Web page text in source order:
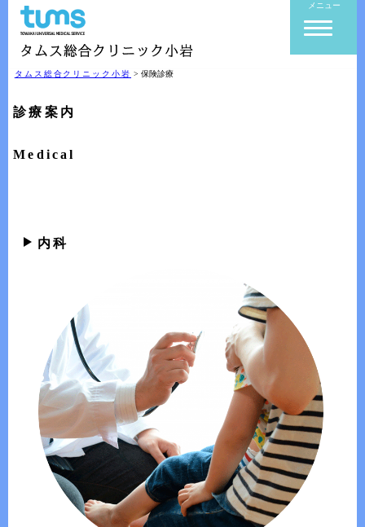
メニュー
タムス総合クリニック小岩 >保険診療
診療案内
Medical
内科